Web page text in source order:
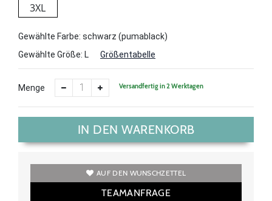
3XL
Gewählte Farbe: schwarz (pumablack)
Gewählte Größe: L Größentabelle
Menge Versandfertig in 2 Werktagen
IN DEN WARENKORB
AUF DEN WUNSCHZETTEL
TEAMANFRAGE